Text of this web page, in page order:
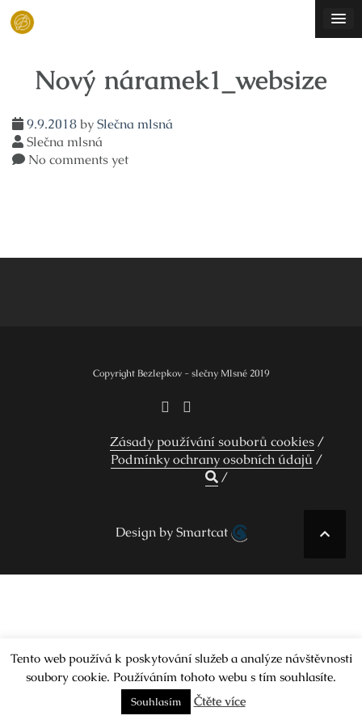
Skip
Nový náramek1_websize
9.9.2018bySlečna mlsná
Slečna mlsná
No comments yet
Copyright Bezlepkov - slečny Mlsné 2019
Zásady používání souborů cookies
Podmínky ochrany osobních údajů
Design by Smartcat
Tento web používá k poskytování služeb a analýze návštěvnosti
soubory cookie. Používáním tohoto webu s tím souhlasíte.
Souhlasím Čtěte více